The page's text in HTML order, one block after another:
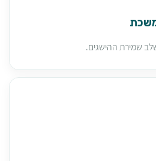
שמירת ההישגים.